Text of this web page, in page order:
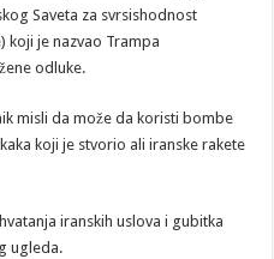
Saveta za svrsishodnost
koji je nazvao Trampa
odluke.
misli da može da koristi bombe
koji je stvorio ali iranske rakete
iranskih uslova i gubitka
ugleda.